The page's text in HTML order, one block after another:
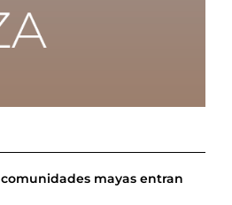
mayas entran